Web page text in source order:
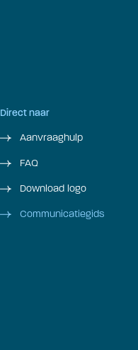
Direct naar
Aanvraaghulp
FAQ
Download logo
Communicatiegids